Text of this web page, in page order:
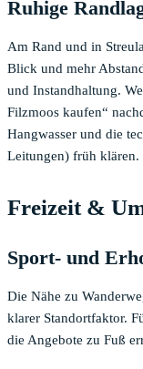
Ruhige
Am Rand und in
Blick und mehr
und Instandhaltung.
Filzmoos kaufen“
Hangwasser und die
Leitungen) früh klären.
Freizeit &
Sport- und
Die Nähe zu
klarer Standortfaktor.
die Angebote zu Fuß